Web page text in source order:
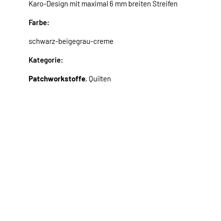
Karo-Design mit maximal 6 mm breiten Streifen
Farbe:
schwarz-beigegrau-creme
Kategorie:
Patchworkstoffe, Quilten